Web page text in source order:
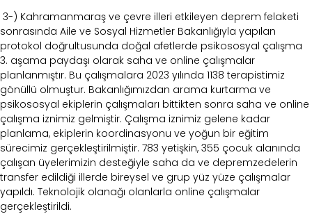
3-) Kahramanmaraş ve çevre illeri etkileyen deprem felaketi
sonrasında Aile ve Sosyal Hizmetler Bakanlığıyla yapılan
protokol doğrultusunda doğal afetlerde psikososyal çalışma
3. aşama paydaşı olarak saha ve online çalışmalar
planlanmıştır. Bu çalışmalara 2023 yılında 1138 terapistimiz
gönüllü olmuştur. Bakanlığımızdan arama kurtarma ve
psikososyal ekiplerin çalışmaları bittikten sonra saha ve online
çalışma iznimiz gelmiştir. Çalışma iznimiz gelene kadar
planlama, ekiplerin koordinasyonu ve yoğun bir eğitim
sürecimiz gerçekleştirilmiştir. 783 yetişkin, 355 çocuk alanında
çalışan üyelerimizin desteğiyle saha da ve depremzedelerin
transfer edildiği illerde bireysel ve grup yüz yüze çalışmalar
yapıldı. Teknolojik olanağı olanlarla online çalışmalar
gerçekleştirildi.